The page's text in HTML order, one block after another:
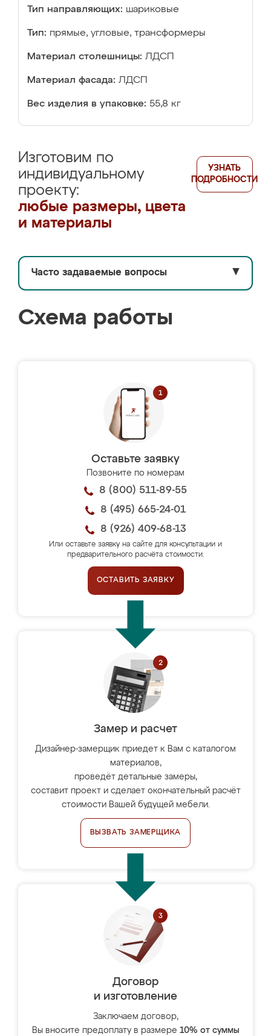
Тип направляющих: шариковые
Тип: прямые, угловые, трансформеры
Материал столешницы: ЛДСП
Материал фасада: ЛДСП
Вес изделия в упаковке: 55,8 кг
Изготовим по
индивидуальному
проекту:
любые размеры, цвета
и материалы
УЗНАТЬ
ПОДРОБНОСТИ
Часто задаваемые вопросы ▼
Схема работы
Оставьте заявку
Позвоните по номерам
8 (800) 511-89-55
8 (495) 665-24-01
8 (926) 409-68-13
Или оставьте заявку на сайте для консультации и
предварительного расчёта стоимости.
ОСТАВИТЬ ЗАЯВКУ
Замер и расчет
Дизайнер-замерщик приедет к Вам с каталогом
материалов,
проведёт детальные замеры,
составит проект и сделает окончательный расчёт
стоимости Вашей будущей мебели.
ВЫЗВАТЬ ЗАМЕРЩИКА
Договор
и изготовление
Заключаем договор,
Вы вносите предоплату в размере 10% от суммы